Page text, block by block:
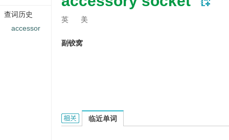
英 美
副铰窝
accessory socket的相关资料：
临近单词
查词历史
accessor